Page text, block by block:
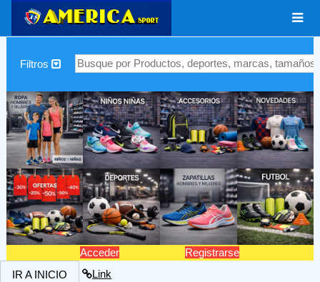
Filtros
Acceder
Registrarse
IR A INICIO
Link